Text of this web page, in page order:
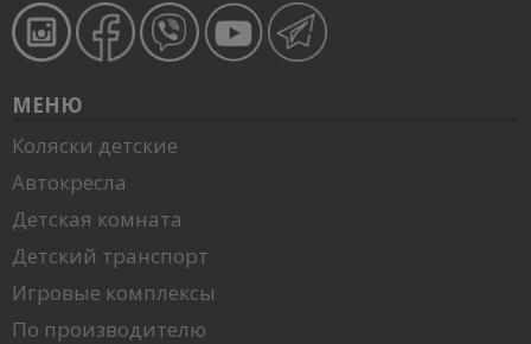
МЕНЮ
Коляски детские
Автокресла
Детская комната
Детский транспорт
Игровые комплексы
По производителю